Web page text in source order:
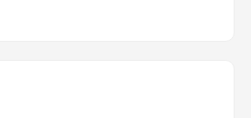
間。壁には自